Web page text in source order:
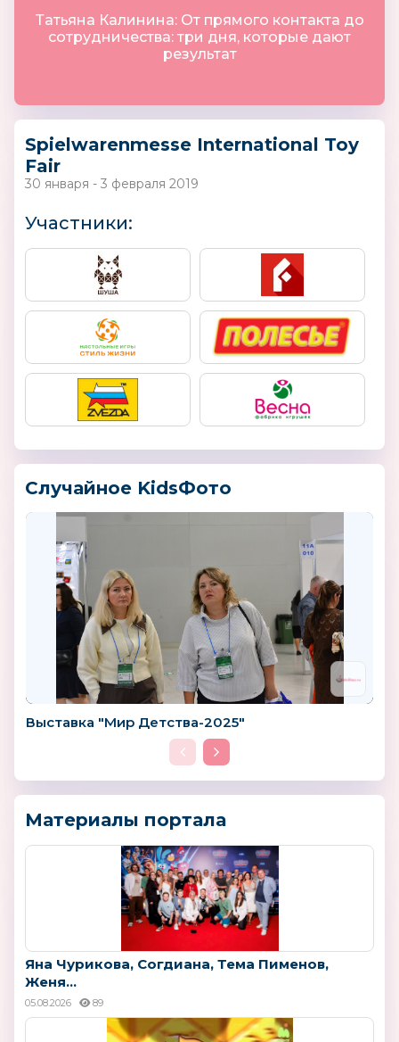
Татьяна Калинина: От прямого контакта до
сотрудничества: три дня, которые дают
результат
Spielwarenmesse International Toy
Fair
30 января - 3 февраля 2019
Участники:
Случайное KidsФото
Выставка "Мир Детства-2025"
Материалы портала
Яна Чурикова, Согдиана, Тема Пименов,
Женя...
05.08.2026 89